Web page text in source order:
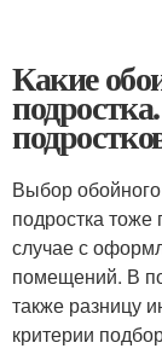
Какие
Выбор
подростка тоже
случае с
помещений. В
также разницу
критерии